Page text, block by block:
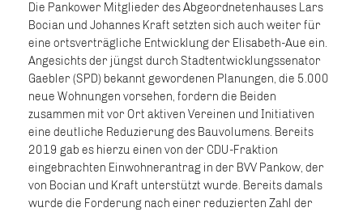
Die Pankower Mitglieder des Abgeordnetenhauses Lars
Bocian und Johannes Kraft setzten sich auch weiter für
eine ortsverträgliche Entwicklung der Elisabeth-Aue ein.
Angesichts der jüngst durch Stadtentwicklungssenator
Gaebler (SPD) bekannt gewordenen Planungen, die 5.000
neue Wohnungen vorsehen, fordern die Beiden
zusammen mit vor Ort aktiven Vereinen und Initiativen
eine deutliche Reduzierung des Bauvolumens. Bereits
2019 gab es hierzu einen von der CDU-Fraktion
eingebrachten Einwohnerantrag in der BVV Pankow, der
von Bocian und Kraft unterstützt wurde. Bereits damals
wurde die Forderung nach einer reduzierten Zahl der